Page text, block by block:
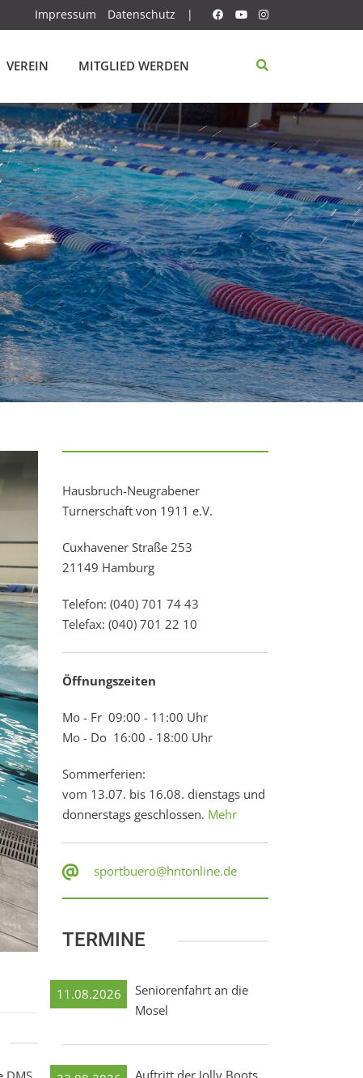
Impressum Datenschutz |
VEREIN MITGLIED WERDEN
Hausbruch-Neugrabener
Turnerschaft von 1911 e.V.
Cuxhavener Straße 253
21149 Hamburg
Telefon: (040) 701 74 43
Telefax: (040) 701 22 10
Öffnungszeiten
Mo - Fr 09:00 - 11:00 Uhr
Mo - Do 16:00 - 18:00 Uhr
Sommerferien:
vom 13.07. bis 16.08. dienstags und
donnerstags geschlossen. Mehr
sportbuero@hntonline.de
TERMINE
11.08.2026
Seniorenfahrt an die
Mosel
Auftritt der Jolly Boots